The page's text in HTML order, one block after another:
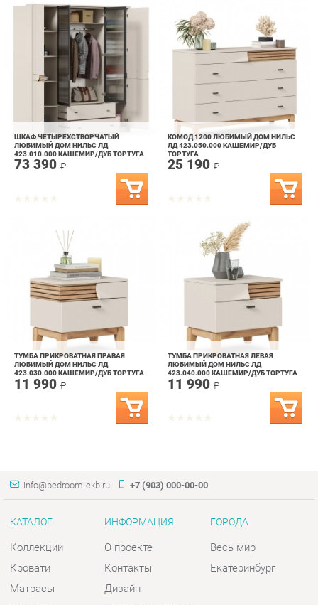
ШКАФ ЧЕТЫРЕХСТВОРЧАТЫЙ
ЛЮБИМЫЙ ДОМ НИЛЬС ЛД
423.010.000 КАШЕМИР/ДУБ ТОРТУГА
73 390₽
КОМОД 1200 ЛЮБИМЫЙ ДОМ НИЛЬС
ЛД 423.050.000 КАШЕМИР/ДУБ
ТОРТУГА
25 190₽
423.030.000 КАШЕМИР/ДУБ ТОРТУГА
11 990₽
423.040.000 КАШЕМИР/ДУБ ТОРТУГА
11 990 ₽
Коллекции
Кровати
Шкафы
Тумбы
О проекте
Контакты
Политика
Весь мир
Екатеринбург